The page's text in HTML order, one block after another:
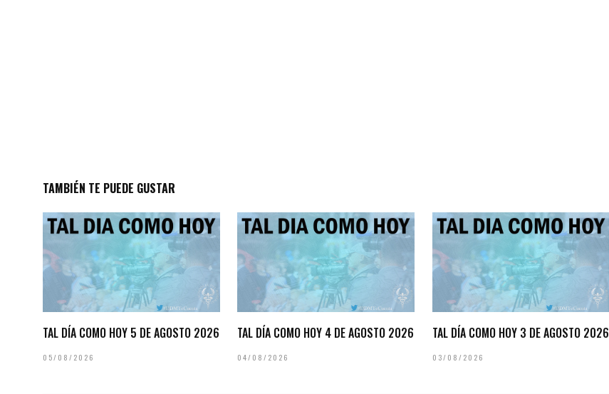
TAMBIÉN TE PUEDE GUSTAR
TAL DÍA COMO HOY 5 DE AGOSTO 2026
05/08/2026
TAL DÍA COMO HOY 4 DE AGOSTO 2026
04/08/2026
TAL DÍA COMO HOY 3 DE AGOSTO 2026
03/08/2026